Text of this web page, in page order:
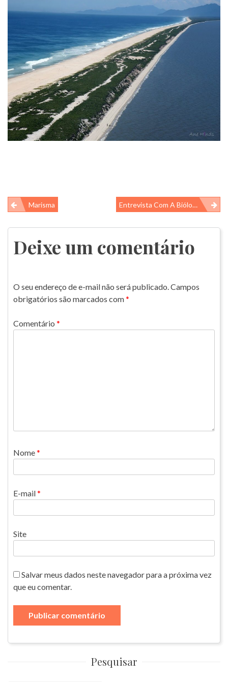
Navegação
de
Post
Marisma Entrevista Com A Bióloga Luísa Haddad
Deixe um comentário
O seu endereço de e-mail não será publicado.Campos
obrigatórios são marcados com*
Comentário *
Nome*
E-mail*
Site
Salvar meus dados neste navegador para a próxima vez
que eu comentar.
Pesquisar